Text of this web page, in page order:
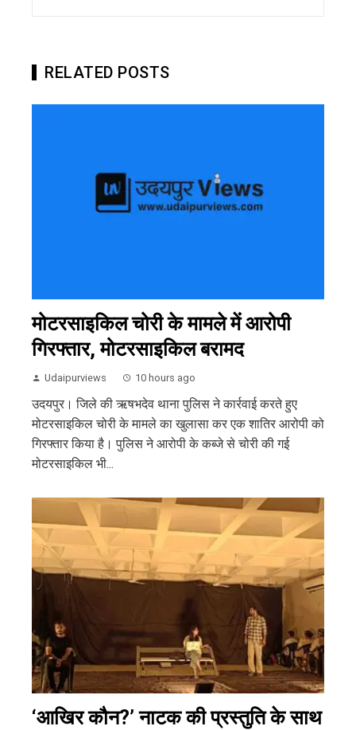
RELATED POSTS
मोटरसाइकिल चोरी के मामले में आरोपी
गिरफ्तार, मोटरसाइकिल बरामद
Udaipurviews 10 hours ago
उदयपुर। जिले की ऋषभदेव थाना पुलिस ने कार्रवाई करते हुए
मोटरसाइकिल चोरी के मामले का खुलासा कर एक शातिर आरोपी को
गिरफ्तार किया है। पुलिस ने आरोपी के कब्जे से चोरी की गई
मोटरसाइकिल भी...
‘आखिर कौन?’ नाटक की प्रस्तुति के साथ